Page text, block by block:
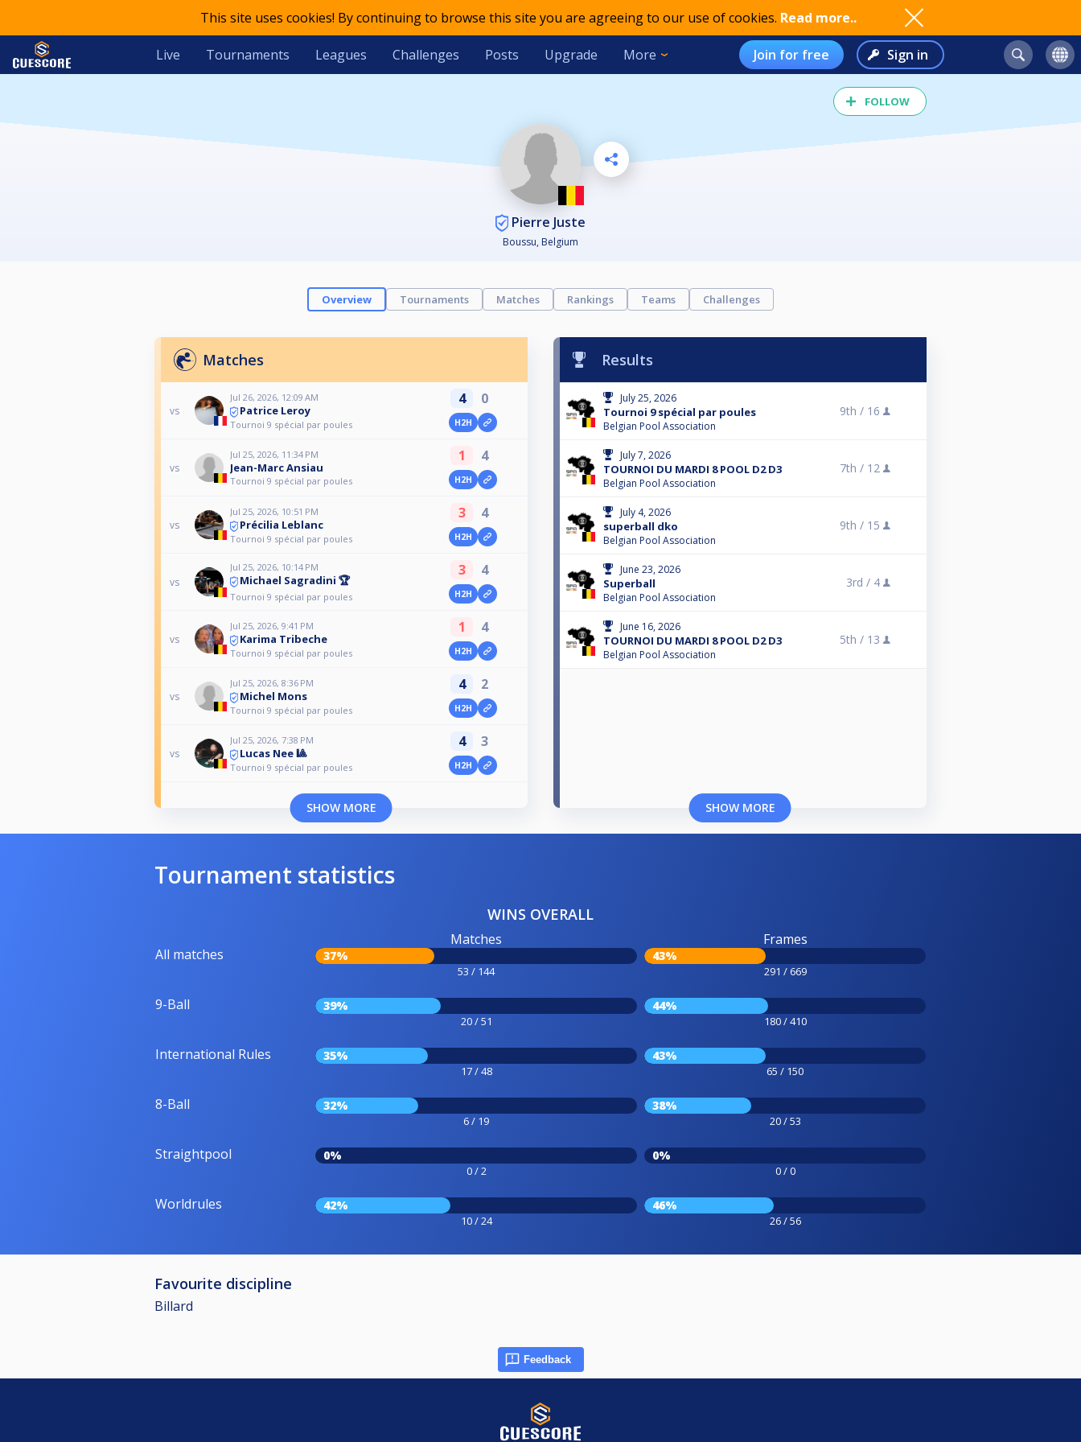
This site uses cookies! By continuing to browse this site you are agreeing to our use of cookies. Read more..
Live Tournaments Leagues Challenges Posts Upgrade More Join for free Sign in
FOLLOW
Pierre Juste
Boussu, Belgium
Overview Tournaments Matches Rankings Teams Challenges
Matches
vs
Jul 26, 2026, 12:09 AM
Patrice Leroy
Tournoi 9 spécial par poules
4 0
H2H
vs
Jul 25, 2026, 11:34 PM
Jean-Marc Ansiau
Tournoi 9 spécial par poules
1 4
H2H
vs
Jul 25, 2026, 10:51 PM
Précilia Leblanc
Tournoi 9 spécial par poules
3 4
H2H
vs
Jul 25, 2026, 10:14 PM
Michael Sagradini 🏆
Tournoi 9 spécial par poules
3 4
H2H
vs
Jul 25, 2026, 9:41 PM
Karima Tribeche
Tournoi 9 spécial par poules
1 4
H2H
vs
Jul 25, 2026, 8:36 PM
Michel Mons
Tournoi 9 spécial par poules
4 2
H2H
vs
Jul 25, 2026, 7:38 PM
Lucas Nee 🎱
Tournoi 9 spécial par poules
4 3
H2H
SHOW MORE
Results
July 25, 2026
Tournoi 9 spécial par poules
Belgian Pool Association
9th / 16
July 7, 2026
TOURNOI DU MARDI 8 POOL D2 D3
Belgian Pool Association
7th / 12
July 4, 2026
superball dko
Belgian Pool Association
9th / 15
June 23, 2026
Superball
Belgian Pool Association
3rd / 4
June 16, 2026
TOURNOI DU MARDI 8 POOL D2 D3
Belgian Pool Association
5th / 13
SHOW MORE
Tournament statistics
WINS OVERALL
All matches
Matches
37%
53 / 144
Frames
43%
291 / 669
9-Ball 39%
20 / 51
44%
180 / 410
International Rules 35%
17 / 48
43%
65 / 150
8-Ball 32%
6 / 19
38%
20 / 53
Straightpool 0%
0 / 2
0%
0 / 0
Worldrules 42%
10 / 24
46%
26 / 56
Favourite discipline
Billard
Feedback